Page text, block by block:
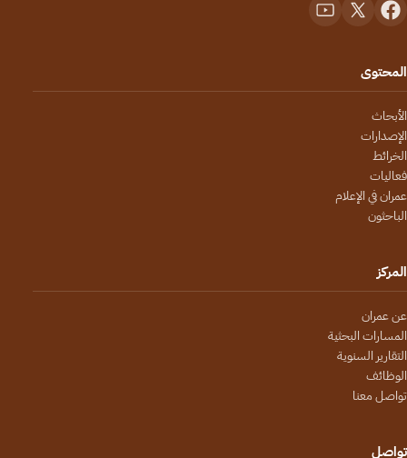
المحتوى
الأبحاث
الإصدارات
الخرائط
فعاليات
عمران في الإعلام
الباحثون
المركز
عن عمران
المسارات البحثية
التقارير السنوية
الوظائف
تواصل معنا
تواصل